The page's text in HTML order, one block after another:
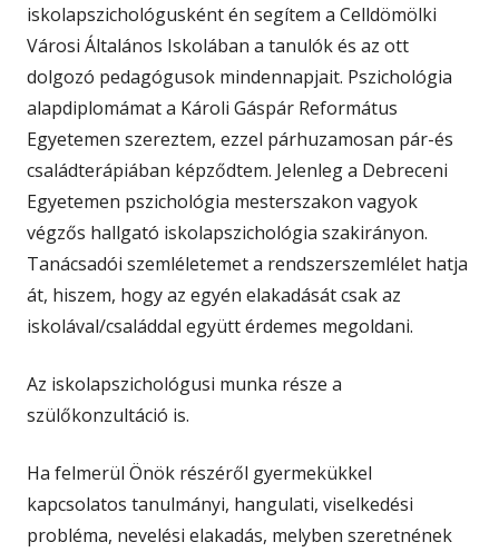
iskolapszichológusként én segítem a Celldömölki
Városi Általános Iskolában a tanulók és az ott
dolgozó pedagógusok mindennapjait. Pszichológia
alapdiplomámat a Károli Gáspár Református
Egyetemen szereztem, ezzel párhuzamosan pár-és
családterápiában képződtem. Jelenleg a Debreceni
Egyetemen pszichológia mesterszakon vagyok
végzős hallgató iskolapszichológia szakirányon.
Tanácsadói szemléletemet a rendszerszemlélet hatja
át, hiszem, hogy az egyén elakadását csak az
iskolával/családdal együtt érdemes megoldani.
Az iskolapszichológusi munka része a
szülőkonzultáció is.
Ha felmerül Önök részéről gyermekükkel
kapcsolatos tanulmányi, hangulati, viselkedési
probléma, nevelési elakadás, melyben szeretnének